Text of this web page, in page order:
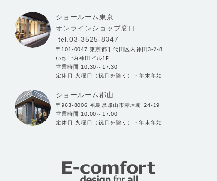
ショールーム東京
オンラインショップ窓口
tel.03-3525-8347
〒101-0047 東京都千代田区内神田3-2-8
いちご内神田ビル1F
営業時間 10:30～17:30
定休日 火曜日（祝日を除く）・年末年始
ショールーム郡山
〒963-8006 福島県郡山市赤木町 24-19
営業時間 10:00～17:00
定休日 火曜日（祝日を除く）・年末年始